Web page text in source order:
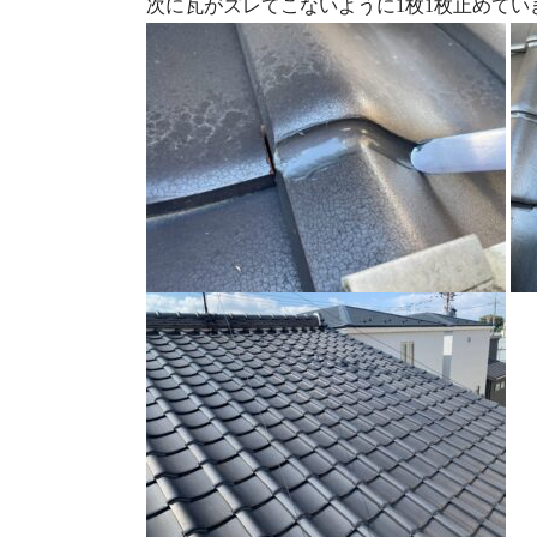
次に瓦がズレてこないように1枚1枚止めてい